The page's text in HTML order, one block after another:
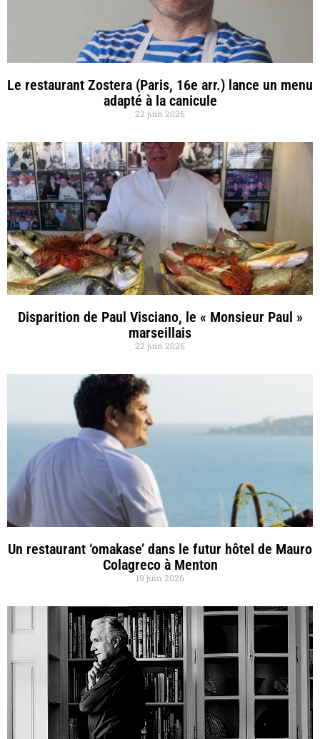
Le restaurant Zostera (Paris, 16e arr.) lance un menu
adapté à la canicule
22 juin 2026
Disparition de Paul Visciano, le « Monsieur Paul »
marseillais
22 juin 2026
Un restaurant ‘omakase’ dans le futur hôtel de Mauro
Colagreco à Menton
19 juin 2026